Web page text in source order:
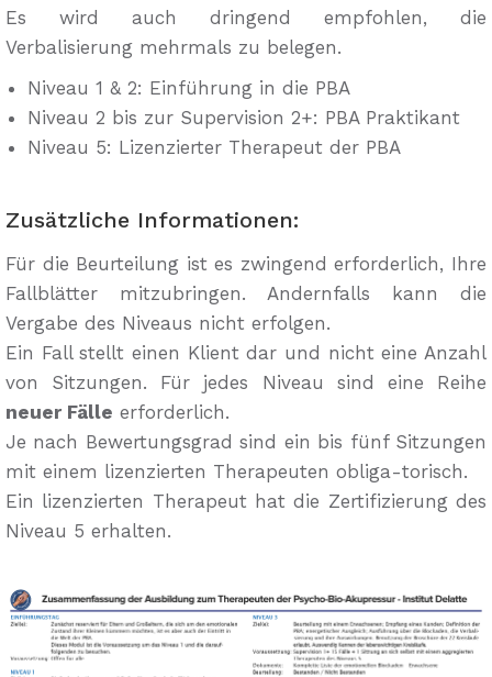
Es wird auch dringend empfohlen, die
Verbalisierung mehrmals zu belegen.
Niveau 1 & 2: Einführung in die PBA
Niveau 2 bis zur Supervision 2+: PBA Praktikant
Niveau 5: Lizenzierter Therapeut der PBA
Zusätzliche Informationen:
Für die Beurteilung ist es zwingend erforderlich, Ihre
Fallblätter mitzubringen. Andernfalls kann die
Vergabe des Niveaus nicht erfolgen.
Ein Fall stellt einen Klient dar und nicht eine Anzahl
von Sitzungen. Für jedes Niveau sind eine Reihe
neuer Fälle erforderlich.
Je nach Bewertungsgrad sind ein bis fünf Sitzungen
mit einem lizenzierten Therapeuten obliga-torisch.
Ein lizenzierten Therapeut hat die Zertifizierung des
Niveau 5 erhalten.